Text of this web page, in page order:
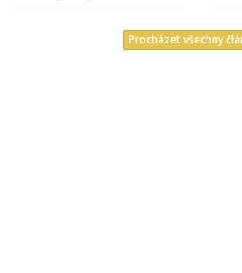
Procházet všechny